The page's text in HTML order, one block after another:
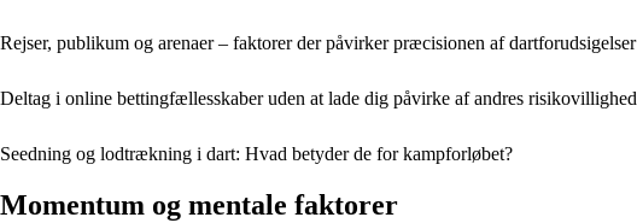
Rejser, publikum og arenaer – faktorer der påvirker præcisionen af dartforudsigelser
Deltag i online bettingfællesskaber uden at lade dig påvirke af andres risikovillighed
Seedning og lodtrækning i dart: Hvad betyder de for kampforløbet?
Momentum og mentale faktorer